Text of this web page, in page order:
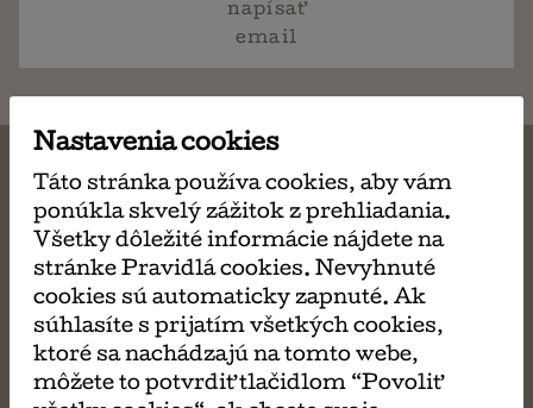
napísať
email
MÔŽE SA VÁM TIEŽ
PÁČIŤ
Nastavenia cookies
Táto stránka používa cookies, aby vám
ponúkla skvelý zážitok z prehliadania.
Všetky dôležité informácie nájdete na
stránke Pravidlá cookies. Nevyhnuté
cookies sú automaticky zapnuté. Ak
súhlasíte s prijatím všetkých cookies,
ktoré sa nachádzajú na tomto webe,
môžete to potvrdiť tlačidlom “Povoliť